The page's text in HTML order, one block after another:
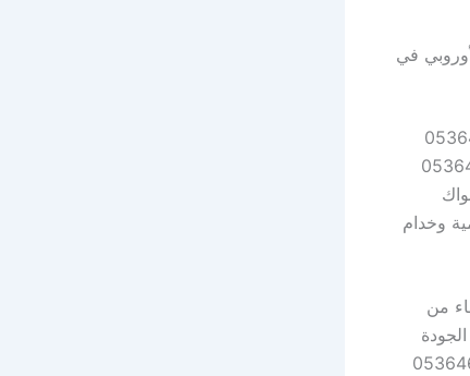
الزان الأوروبي في
شبواك بالرياض 05364614771
مقاول شبواك بالرياض 05364614771
وخدام
وبعد الانتهاء من
بالصور لتأكيد الجودة
أفضل مقاول شبواك بالرياض 05364614771